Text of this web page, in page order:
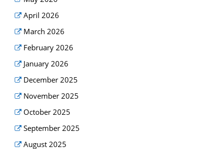
April 2026
March 2026
February 2026
January 2026
December 2025
November 2025
October 2025
September 2025
August 2025